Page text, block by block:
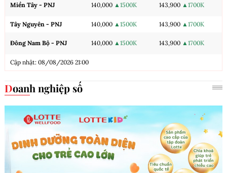
Miền Tây - PNJ 140,000 ▲1500K 143,900 ▲1700K
Tây Nguyên - PNJ 140,000 ▲1500K 143,900 ▲1700K
Đông Nam Bộ - PNJ 140,000 ▲1500K 143,900 ▲1700K
Cập nhật: 08/08/2026 21:00
Doanh nghiệp số